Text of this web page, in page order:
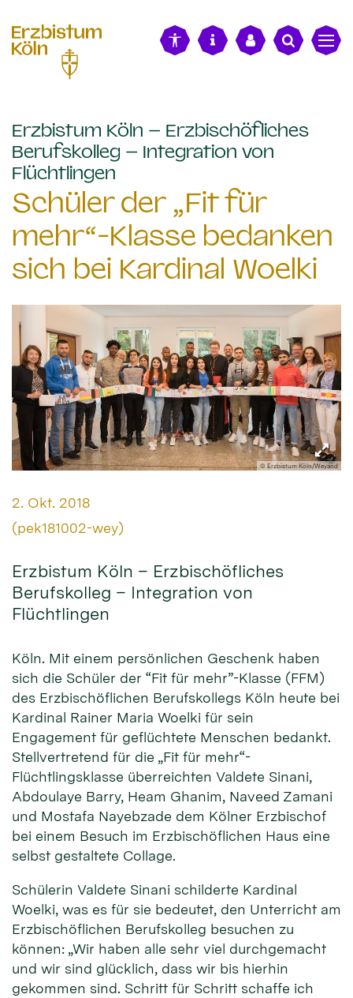
Erzbistum Köln – Erzbischöfliches
Berufskolleg – Integration von
Flüchtlingen
Schüler der „Fit für
mehr“-Klasse bedanken
sich bei Kardinal Woelki
© Erzbistum Köln/Weyand
Datum:
2. Okt. 2018
Von:
(pek181002-wey)
Erzbistum Köln – Erzbischöfliches
Berufskolleg – Integration von
Flüchtlingen
Köln. Mit einem persönlichen Geschenk haben
sich die Schüler der “Fit für mehr”-Klasse (FFM)
des Erzbischöflichen Berufskollegs Köln heute bei
Kardinal Rainer Maria Woelki für sein
Engagement für geflüchtete Menschen bedankt.
Stellvertretend für die „Fit für mehr“-
Flüchtlingsklasse überreichten Valdete Sinani,
Abdoulaye Barry, Heam Ghanim, Naveed Zamani
und Mostafa Nayebzade dem Kölner Erzbischof
bei einem Besuch im Erzbischöflichen Haus eine
selbst gestaltete Collage.
Schülerin Valdete Sinani schilderte Kardinal
Woelki, was es für sie bedeutet, den Unterricht am
Erzbischöflichen Berufskolleg besuchen zu
können: „Wir haben alle sehr viel durchgemacht
und wir sind glücklich, dass wir bis hierhin
gekommen sind. Schritt für Schritt schaffe ich